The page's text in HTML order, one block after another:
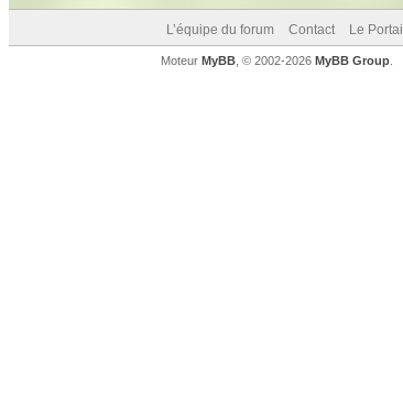
L’équipe du forum Contact Le Portail
Moteur MyBB, © 2002-2026 MyBB Group.